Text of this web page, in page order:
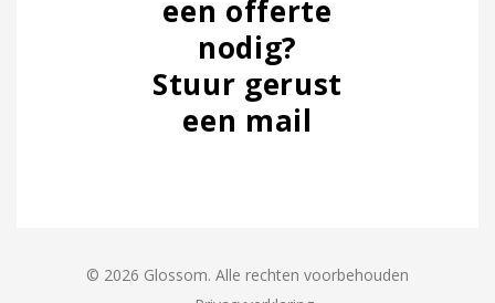
een offerte
nodig?
Stuur gerust
een mail
© 2026 Glossom. Alle rechten voorbehouden